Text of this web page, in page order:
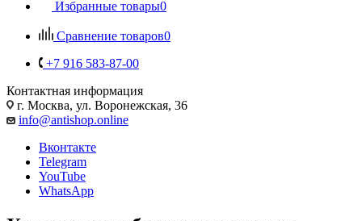
Избранные товары0
Сравнение товаров0
+7 916 583-87-00
Контактная информация
г. Москва, ул. Воронежская, 36
info@antishop.online
Вконтакте
Telegram
YouTube
WhatsApp